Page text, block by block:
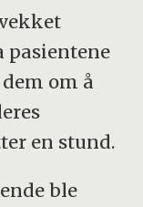
pasientene
om å
en stund.
ble